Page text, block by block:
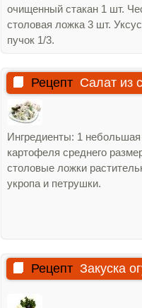
очищенный стакан 1 шт.
столовая ложка 3 шт.
пучок 1/3.
Рецепт Салат из
Ингредиенты: 1
картофеля среднего
столовые ложки
укропа и петрушки.
Рецепт Закуска